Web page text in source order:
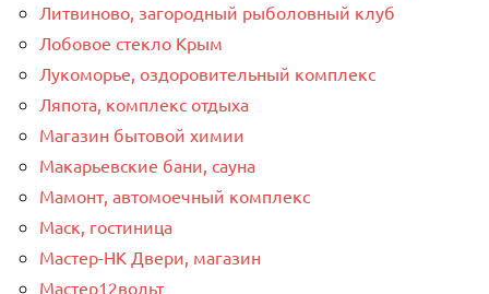
Литвиново, загородный рыболовный клуб
Лобовое стекло Крым
Лукоморье, оздоровительный комплекс
Ляпота, комплекс отдыха
Магазин бытовой химии
Макарьевские бани, сауна
Мамонт, автомоечный комплекс
Маск, гостиница
Мастер-НК Двери, магазин
Мастер12вольт